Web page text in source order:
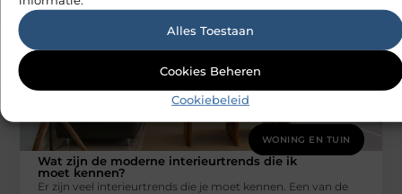
Alles Toestaan
Cookies Beheren
Cookiebeleid
WONING EN TUIN
Wat zijn de moderne interieurtrends die ik
moet kennen?
Er zijn veel interieurtrends die je moet kennen. Een van de